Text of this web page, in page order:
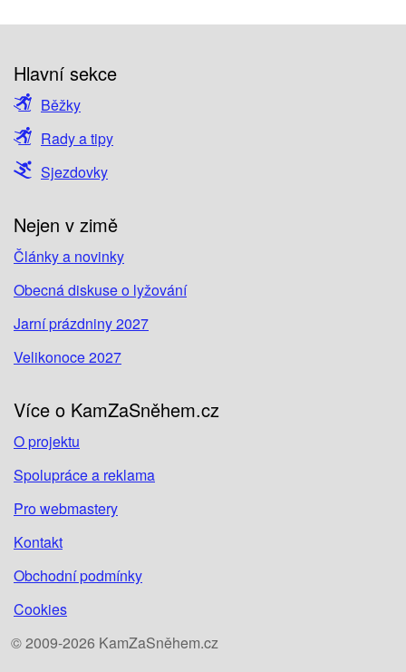
Hlavní sekce
Běžky
Rady a tipy
Sjezdovky
Nejen v zimě
Články a novinky
Obecná diskuse o lyžování
Jarní prázdniny 2027
Velikonoce 2027
Více o KamZaSněhem.cz
O projektu
Spolupráce a reklama
Pro webmastery
Kontakt
Obchodní podmínky
Cookies
© 2009-2026 KamZaSněhem.cz